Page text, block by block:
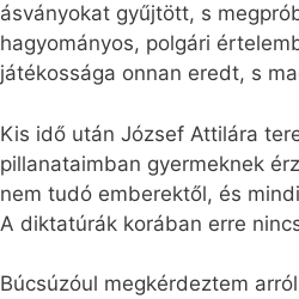
ásványokat gyűjtött, s
hagyományos, polgári
játékossága onnan eredt, s
Kis idő után József Attilára
pillanataimban gyermeknek
nem tudó emberektől, és
A diktatúrák korában erre
Búcsúzóul megkérdeztem